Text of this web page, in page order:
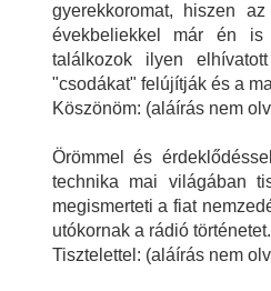
gyerekkoromat, hiszen
évekbeliekkel már én is
találkozok ilyen
"csodákat" felújítják és a
Köszönöm: (aláírás nem
Örömmel és
technika mai világában
megismerteti a fiat
utókornak a rádió történetet.
Tisztelettel: (aláírás nem